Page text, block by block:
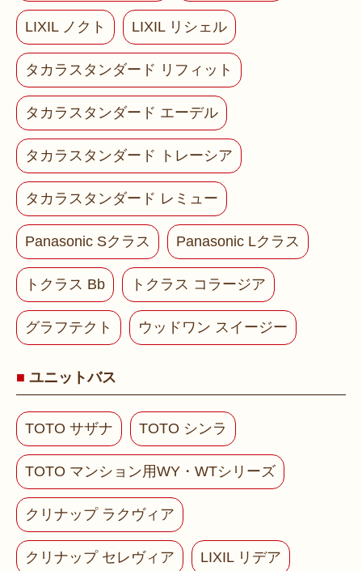
LIXIL ノクト LIXIL リシェル
タカラスタンダード リフィット
タカラスタンダード エーデル
タカラスタンダード トレーシア
タカラスタンダード レミュー
Panasonic Sクラス Panasonic Lクラス
トクラス Bb トクラス コラージア
グラフテクト ウッドワン スイージー
ユニットバス
TOTO サザナ TOTO シンラ
TOTO マンション用WY・WTシリーズ
クリナップ ラクヴィア
クリナップ セレヴィア LIXIL リデア